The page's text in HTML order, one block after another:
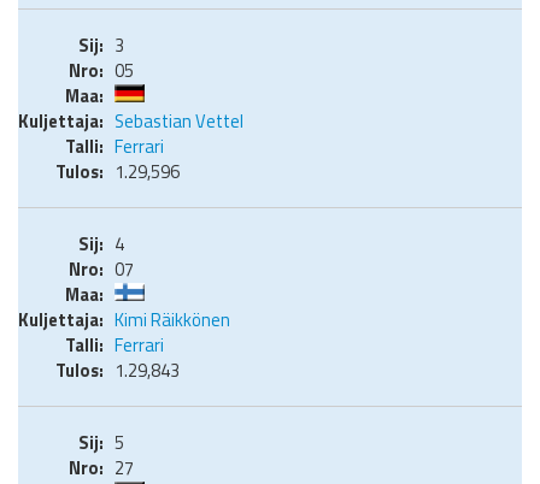
3
05
Sebastian Vettel
Ferrari
1.29,596
4
07
Kimi Räikkönen
Ferrari
1.29,843
5
27